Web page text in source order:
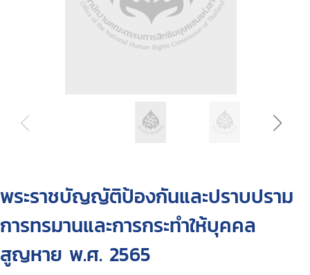
พระราชบัญญัติป้องกันและปราบปราม
การทรมานและการกระทำให้บุคคล
สูญหาย พ.ศ. 2565